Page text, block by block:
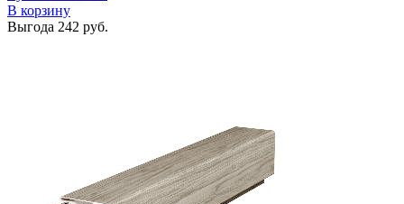
В корзину
Выгода 242 руб.